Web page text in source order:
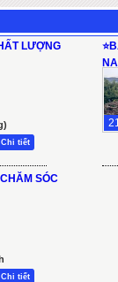
LƯỢNG
Chi tiết
SÓC
Chi tiết